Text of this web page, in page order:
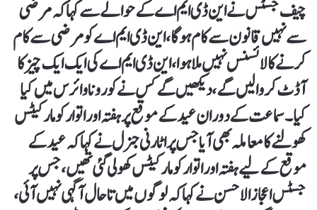
چیف جسٹس نے این ڈی ایم اے کے حوالے سے کہا کہ مرضی
سے نہیں قانون سے کام ہوگا، این ڈی ایم اے کو مرضی سے کام
کرنے کا لائسنس نہیں ملا ہوا، این ڈی ایم اے کی ایک ایک چیز کا
آڈٹ کروالیں گے، دیکھیں گے کس نے کورونا وائرس میں کیا
کیا۔سماعت کے دوران عید کے موقع پر ہفتہ اور اتوار کو مارکیٹس
کھولنے کا معاملہ بھی آیا جس پر اٹارنی جنرل نے کہا کہ عید کے
موقع کے لیے ہفتہ اور اتوار کو مارکیٹس کھولی گئی تھیں، جس پر
جسٹس اعجاز الاحسن نے کہا کہ لوگوں میں تاحال آگہی نہیں آئی،